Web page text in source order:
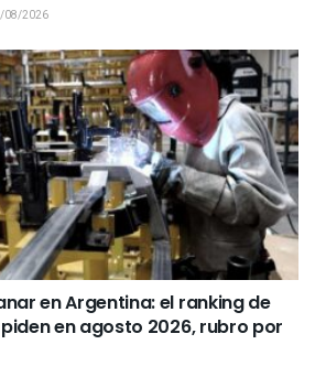
08/2026
en Argentina: el ranking de
en agosto 2026, rubro por